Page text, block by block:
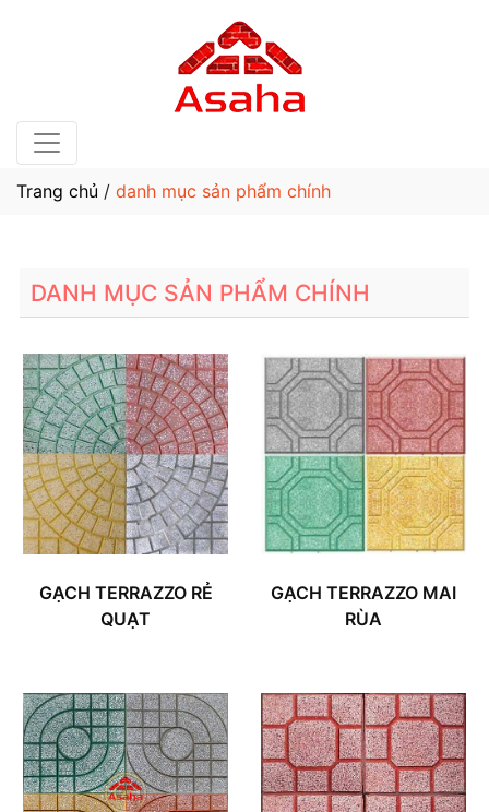
Trang chủ / danh mục sản phẩm chính
DANH MỤC SẢN PHẨM CHÍNH
GẠCH TERRAZZO RẺ
QUẠT
GẠCH TERRAZZO MAI
RÙA